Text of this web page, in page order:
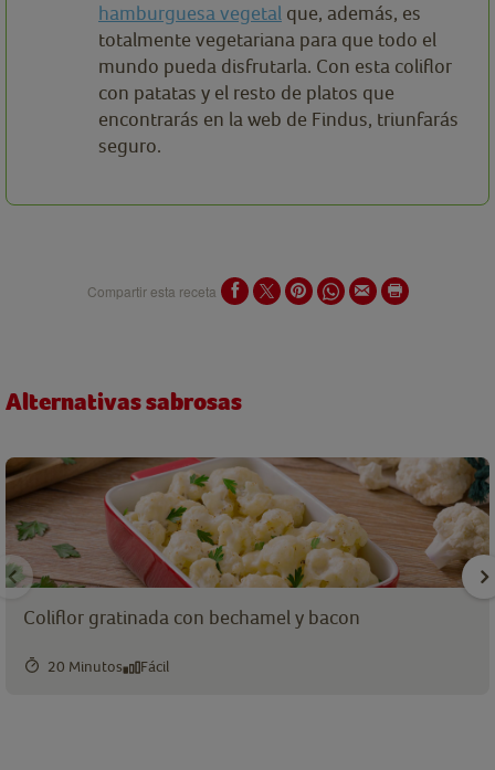
hamburguesa vegetal que, además, es
totalmente vegetariana para que todo el
mundo pueda disfrutarla. Con esta coliflor
con patatas y el resto de platos que
encontrarás en la web de Findus, triunfarás
seguro.
Compartir esta receta
Alternativas sabrosas
Coliflor gratinada con bechamel y bacon
20 Minutos Fácil